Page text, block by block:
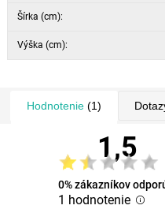
Šírka (cm):
Výška (cm):
Hodnotenie(1)
1,5
0% zákazníkov
1 hodnotenie